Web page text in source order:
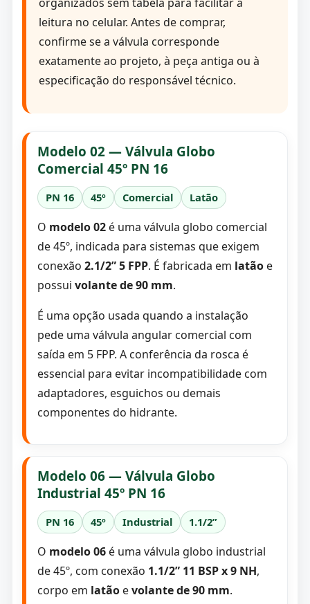
leitura no celular. Antes de comprar,
confirme se a válvula corresponde
exatamente ao projeto, à peça antiga ou à
especificação do responsável técnico.
Modelo 02 — Válvula Globo
Comercial 45º PN 16
PN 16 45º Comercial Latão
O modelo 02é uma válvula globo comercial
de 45º, indicada para sistemas que exigem
conexão 2.1/2” 5 FPP. É fabricada em latãoe
possui volante de 90 mm.
É uma opção usada quando a instalação
pede uma válvula angular comercial com
saída em 5 FPP. A conferência da rosca é
essencial para evitar incompatibilidade com
adaptadores, esguichos ou demais
componentes do hidrante.
Modelo 06 — Válvula Globo
Industrial 45º PN 16
PN 16 45º Industrial 1.1/2”
O modelo 06é uma válvula globo industrial
de 45º, com conexão 1.1/2” 11 BSP x 9 NH,
corpo em latãoevolante de 90 mm.